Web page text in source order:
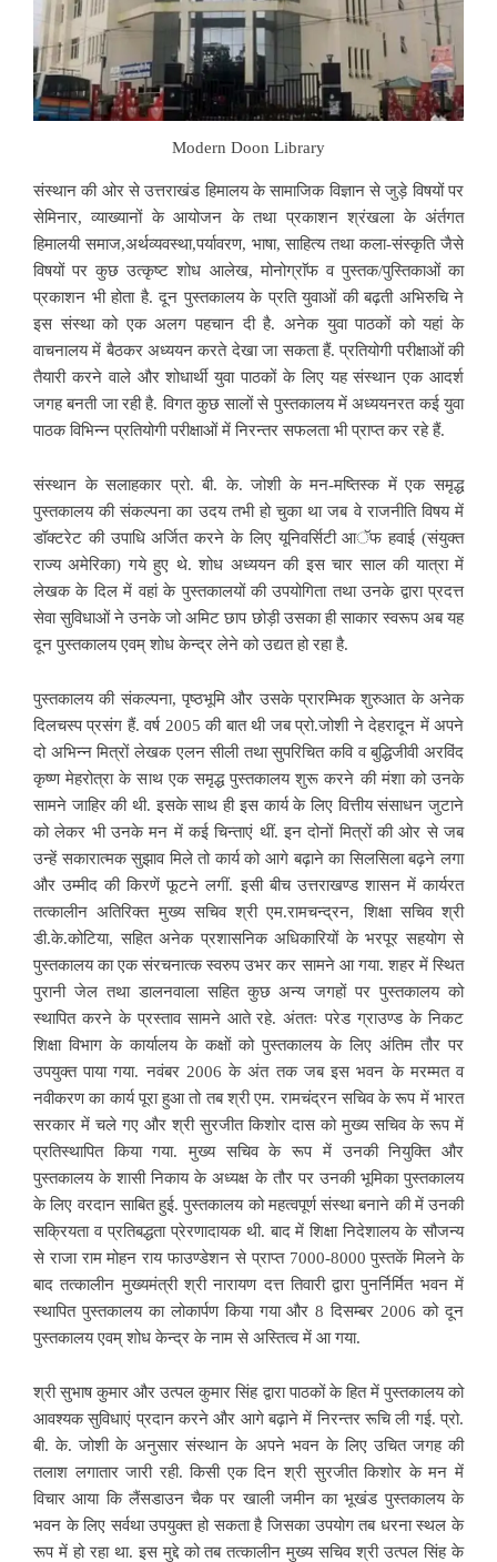
Modern Doon Library
संस्थान की ओर से उत्तराखंड हिमालय के सामाजिक विज्ञान से जुड़े विषयों पर
सेमिनार, व्याख्यानों के आयोजन के तथा प्रकाशन श्रंखला के अंर्तगत
हिमालयी समाज,अर्थव्यवस्था,पर्यावरण, भाषा, साहित्य तथा कला-संस्कृति जैसे
विषयों पर कुछ उत्कृष्ट शोध आलेख, मोनोग्राॅफ व पुस्तक/पुस्तिकाओं का
प्रकाशन भी होता है. दून पुस्तकालय के प्रति युवाओं की बढ़ती अभिरुचि ने
इस संस्था को एक अलग पहचान दी है. अनेक युवा पाठकों को यहां के
वाचनालय में बैठकर अध्ययन करते देखा जा सकता हैं. प्रतियोगी परीक्षाओं की
तैयारी करने वाले और शोधार्थी युवा पाठकों के लिए यह संस्थान एक आदर्श
जगह बनती जा रही है. विगत कुछ सालों से पुस्तकालय में अध्ययनरत कई युवा
पाठक विभिन्न प्रतियोगी परीक्षाओं में निरन्तर सफलता भी प्राप्त कर रहे हैं.
संस्थान के सलाहकार प्रो. बी. के. जोशी के मन-मष्तिस्क में एक समृद्ध
पुस्तकालय की संकल्पना का उदय तभी हो चुका था जब वे राजनीति विषय में
डॉक्टरेट की उपाधि अर्जित करने के लिए यूनिवर्सिटी आॅफ हवाई (संयुक्त
राज्य अमेरिका) गये हुए थे. शोध अध्ययन की इस चार साल की यात्रा में
लेखक के दिल में वहां के पुस्तकालयों की उपयोगिता तथा उनके द्वारा प्रदत्त
सेवा सुविधाओं ने उनके जो अमिट छाप छोड़ी उसका ही साकार स्वरूप अब यह
दून पुस्तकालय एवम् शोध केन्द्र लेने को उद्यत हो रहा है.
पुस्तकालय की संकल्पना, पृष्ठभूमि और उसके प्रारम्भिक शुरुआत के अनेक
दिलचस्प प्रसंग हैं. वर्ष 2005 की बात थी जब प्रो.जोशी ने देहरादून में अपने
दो अभिन्न मित्रों लेखक एलन सीली तथा सुपरिचित कवि व बुद्धिजीवी अरविंद
कृष्ण मेहरोत्रा के साथ एक समृद्ध पुस्तकालय शुरू करने की मंशा को उनके
सामने जाहिर की थी. इसके साथ ही इस कार्य के लिए वित्तीय संसाधन जुटाने
को लेकर भी उनके मन में कई चिन्ताएं थीं. इन दोनों मित्रों की ओर से जब
उन्हें सकारात्मक सुझाव मिले तो कार्य को आगे बढ़ाने का सिलसिला बढ़ने लगा
और उम्मीद की किरणें फूटने लगीं. इसी बीच उत्तराखण्ड शासन में कार्यरत
तत्कालीन अतिरिक्त मुख्य सचिव श्री एम.रामचन्द्रन, शिक्षा सचिव श्री
डी.के.कोटिया, सहित अनेक प्रशासनिक अधिकारियों के भरपूर सहयोग से
पुस्तकालय का एक संरचनात्क स्वरुप उभर कर सामने आ गया. शहर में स्थित
पुरानी जेल तथा डालनवाला सहित कुछ अन्य जगहों पर पुस्तकालय को
स्थापित करने के प्रस्ताव सामने आते रहे. अंततः परेड ग्राउण्ड के निकट
शिक्षा विभाग के कार्यालय के कक्षों को पुस्तकालय के लिए अंतिम तौर पर
उपयुक्त पाया गया. नवंबर 2006 के अंत तक जब इस भवन के मरम्मत व
नवीकरण का कार्य पूरा हुआ तो तब श्री एम. रामचंद्रन सचिव के रूप में भारत
सरकार में चले गए और श्री सुरजीत किशोर दास को मुख्य सचिव के रूप में
प्रतिस्थापित किया गया. मुख्य सचिव के रूप में उनकी नियुक्ति और
पुस्तकालय के शासी निकाय के अध्यक्ष के तौर पर उनकी भूमिका पुस्तकालय
के लिए वरदान साबित हुई. पुस्तकालय को महत्वपूर्ण संस्था बनाने की में उनकी
सक्रियता व प्रतिबद्धता प्रेरणादायक थी. बाद में शिक्षा निदेशालय के सौजन्य
से राजा राम मोहन राय फाउण्डेशन से प्राप्त 7000-8000 पुस्तकें मिलने के
बाद तत्कालीन मुख्यमंत्री श्री नारायण दत्त तिवारी द्वारा पुनर्निर्मित भवन में
स्थापित पुस्तकालय का लोकार्पण किया गया और 8 दिसम्बर 2006 को दून
पुस्तकालय एवम् शोध केन्द्र के नाम से अस्तित्व में आ गया.
श्री सुभाष कुमार और उत्पल कुमार सिंह द्वारा पाठकों के हित में पुस्तकालय को
आवश्यक सुविधाएं प्रदान करने और आगे बढ़ाने में निरन्तर रूचि ली गई. प्रो.
बी. के. जोशी के अनुसार संस्थान के अपने भवन के लिए उचित जगह की
तलाश लगातार जारी रही. किसी एक दिन श्री सुरजीत किशोर के मन में
विचार आया कि लैंसडाउन चैक पर खाली जमीन का भूखंड पुस्तकालय के
भवन के लिए सर्वथा उपयुक्त हो सकता है जिसका उपयोग तब धरना स्थल के
रूप में हो रहा था. इस मुद्दे को तब तत्कालीन मुख्य सचिव श्री उत्पल सिंह के